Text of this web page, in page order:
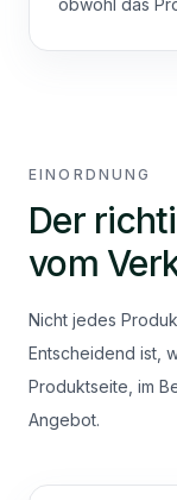
EINORDNUNG
Der
vom
Nicht jedes
Entscheidend ist,
Produktseite, im
Angebot.